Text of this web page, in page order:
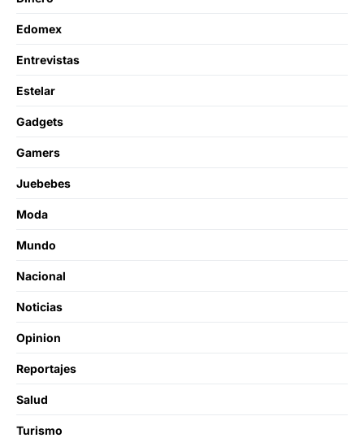
Edomex
Entrevistas
Estelar
Gadgets
Gamers
Juebebes
Moda
Mundo
Nacional
Noticias
Opinion
Reportajes
Salud
Turismo